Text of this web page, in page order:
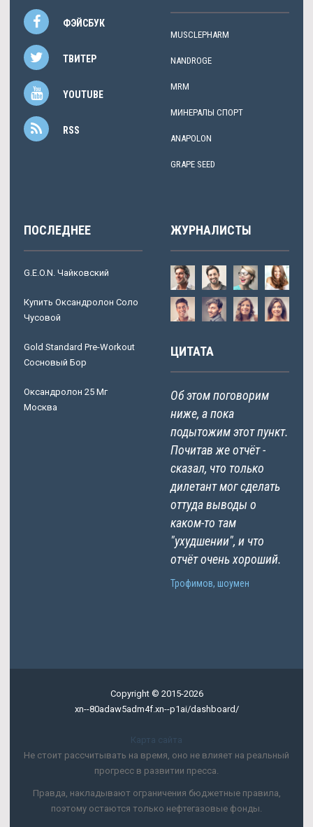
ФЭЙСБУК
ТВИТЕР
YOUTUBE
RSS
MUSCLEPHARM
NANDROGE
MRM
МИНЕРАЛЫ СПОРТ
ANAPOLON
GRAPE SEED
ПОСЛЕДНЕЕ
G.E.O.N. Чайковский
Купить Оксандролон Соло
Чусовой
Gold Standard Pre-Workout
Сосновый Бор
Оксандролон 25 Мг
Москва
ЖУРНАЛИСТЫ
ЦИТАТА
Об этом поговорим
ниже, а пока
подытожим этот пункт.
Почитав же отчёт -
сказал, что только
дилетант мог сделать
оттуда выводы о
каком-то там
"ухудшении", и что
отчёт очень хороший.
Трофимов, шоумен
Copyright © 2015-2026
xn--80adaw5adm4f.xn--p1ai/dashboard/
Карта сайта
Не стоит рассчитывать на время, оно не влияет на реальный
прогресс в развитии пресса.
Правда, накладывают ограничения бюджетные правила,
поэтому остаются только нефтегазовые фонды.